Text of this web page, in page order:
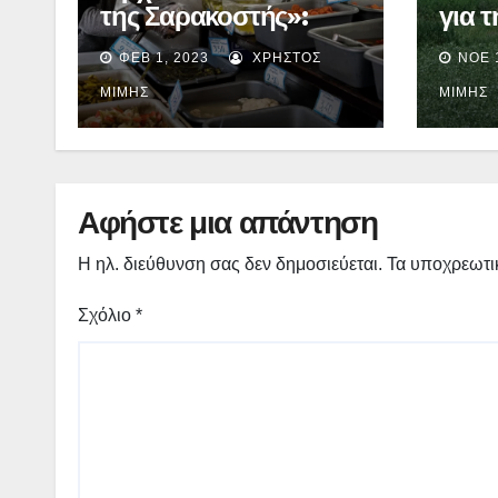
της Σαρακοστής»:
Πότε θα ξεκινήσει, τι
θα περιέχει – Τι θα
γίνει με το «καλάθι του
νοικοκυριού»
ΦΕΒ 1, 2023 ΧΡΉΣΤΟΣ
ΜΊΜΗΣ
για
60
οι
ΝΟΈ
ΜΊΜΗΣ
Αφήστε μια απάντηση
Η ηλ. διεύθυνση σας δεν δημοσιεύεται. Τα
Σχόλιο *